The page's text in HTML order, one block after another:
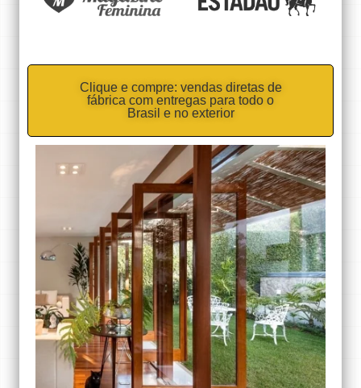
Clique e compre: vendas diretas de
fábrica com entregas para todo o
Brasil e no exterior